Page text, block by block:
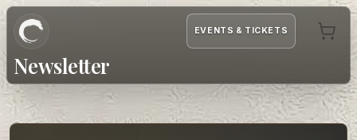
Newsletter
EVENTS & TICKETS